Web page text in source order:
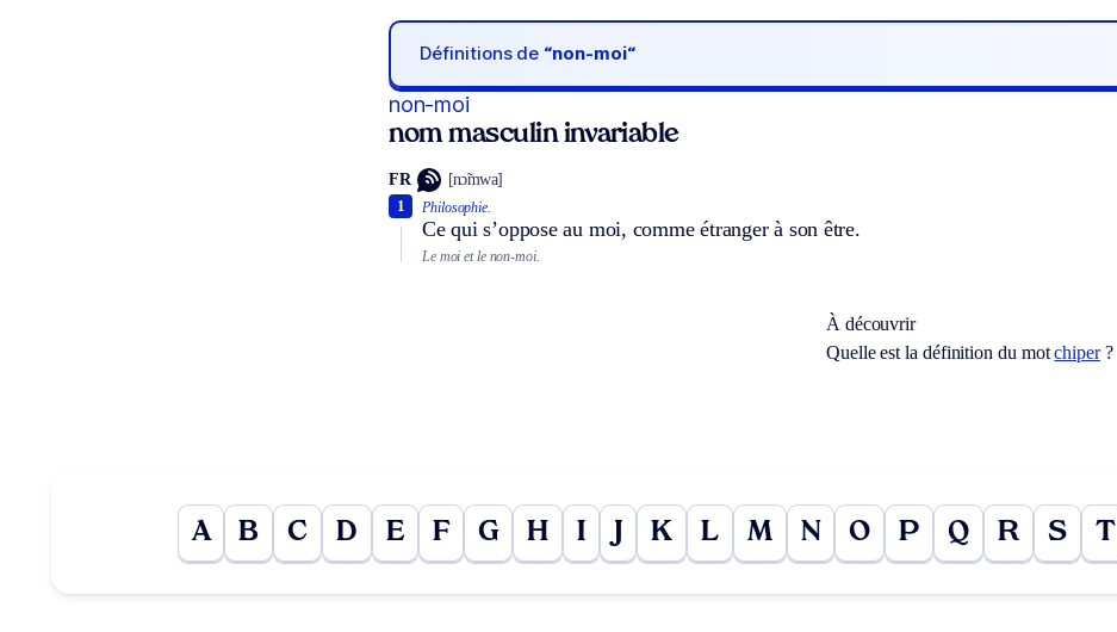
Définitions de “non-moi“
non-moi
nom masculin invariable
FR [nɔ̃mwa]
Philosophie.
Ce qui s’oppose au moi, comme étranger à son être.
1
Le moi et le non-moi.
À découvrir
Quelle est la définition du motchiper?
A B C D E F G H I J K L M N O P Q R S T